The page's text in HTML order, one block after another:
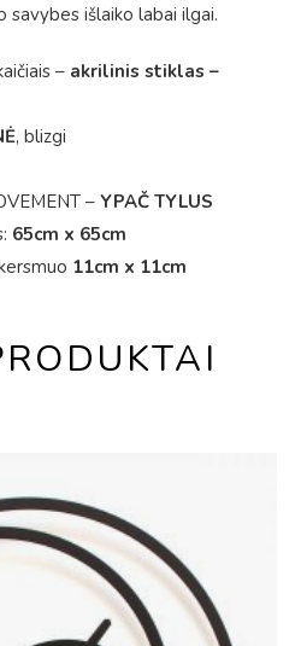
savybes išlaiko labai ilgai.
– akrilinis stiklas –
, blizgi
–YPAČ TYLUS
65cm x 65cm
11cm x 11cm